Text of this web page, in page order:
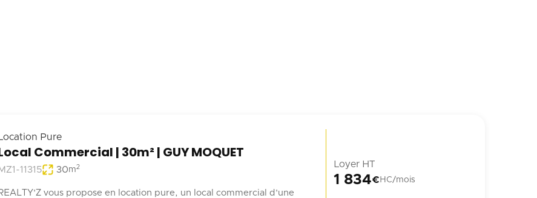
Location Pure
Commercial | 30m² | GUY MOQUET
11315 30m2
vous propose en location pure, un local commercial d'une
Loyer HT
1 834€ HC/mois